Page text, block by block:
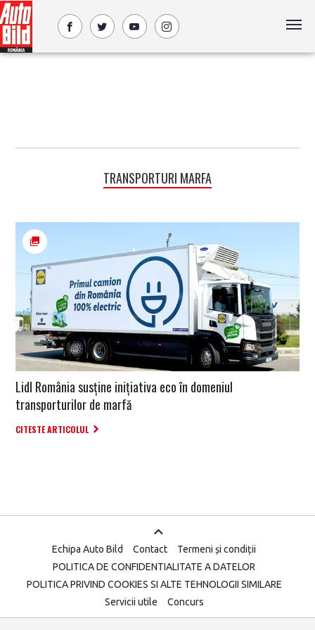
TRANSPORTURI MARFA
Lidl România susține inițiativa eco în domeniul
transporturilor de marfă
CITESTE ARTICOLUL
Echipa Auto Bild Contact
Termeni și condiții
POLITICA DE CONFIDENTIALITATE A DATELOR
POLITICA PRIVIND COOKIES SI ALTE TEHNOLOGII SIMILARE
Servicii utile
Concurs